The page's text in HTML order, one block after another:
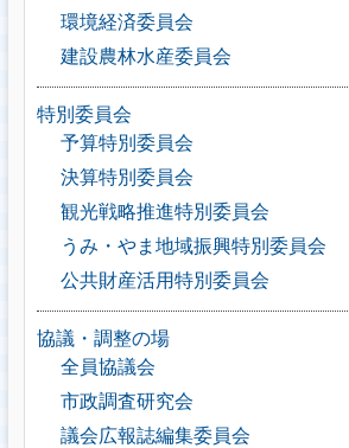
環境経済委員会
建設農林水産委員会
特別委員会
予算特別委員会
決算特別委員会
観光戦略推進特別委員会
うみ・やま地域振興特別委員会
公共財産活用特別委員会
協議・調整の場
全員協議会
市政調査研究会
議会広報誌編集委員会